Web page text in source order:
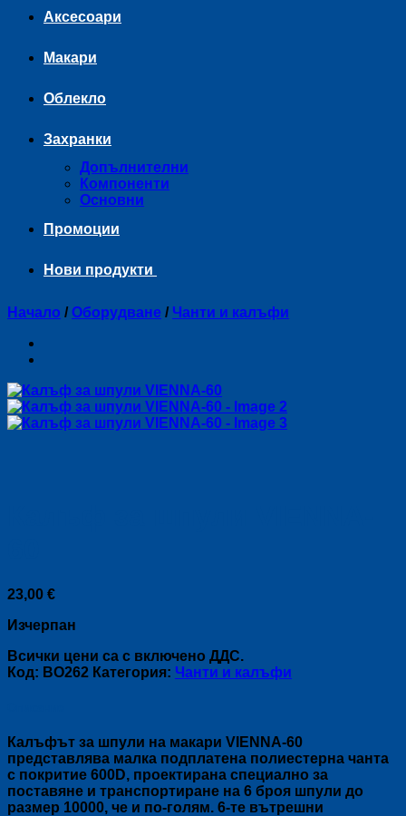
Аксесоари
Макари
Облекло
Захранки
Допълнителни
Компоненти
Основни
Промоции
Нови продукти
Начало / Оборудване / Чанти и калъфи
23,00 €
Изчерпан
Всички цени са с включено ДДС.
Код: BO262 Категория: Чанти и калъфи
Калъфът за шпули на макари VIENNA-60
представлява малка подплатена полиестерна чанта
с покритие 600D, проектирана специално за
поставяне и транспортиране на 6 броя шпули до
размер 10000, че и по-голям. 6-те вътрешни